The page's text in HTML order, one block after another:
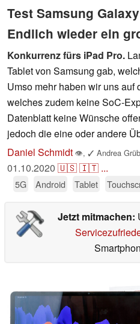
Test Samsung
Endlich wieder ein
Konkurrenz fürs iPad Pro.
Tablet von Samsung gab,
Umso mehr haben wir uns auf
welches zudem keine SoC-
Datenblatt keine Wünsche
jedoch die eine oder andere
Daniel Schmidt 👁, ✓ Andrea
01.10.2020 🇺🇸🇮🇹 ...
5G Android Tablet
Jetzt mitmachen: